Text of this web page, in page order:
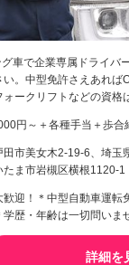
車で企業専属ドライバ
い。中型免許さえあれば
ォークリフトなどの資
円～＋各種手当＋歩合
田市美女木2-19-6、埼玉
たま市岩槻区横根1120-1
歓迎！＊中型自動車運
歴・年齢は一切問いま
詳細を